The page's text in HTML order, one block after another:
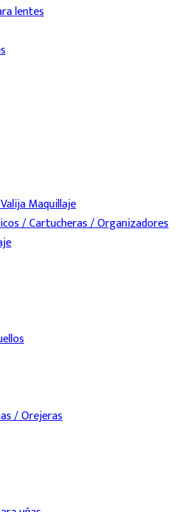
lentes
Maquillaje
/ Cartucheras / Organizadores
/ Orejeras